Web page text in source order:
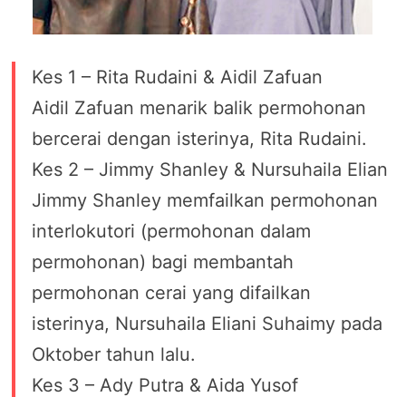
Kes 1 – Rita Rudaini & Aidil Zafuan
Aidil Zafuan menarik balik permohonan
bercerai dengan isterinya, Rita Rudaini.
Kes 2 – Jimmy Shanley & Nursuhaila Elian
Jimmy Shanley memfailkan permohonan
interlokutori (permohonan dalam
permohonan) bagi membantah
permohonan cerai yang difailkan
isterinya, Nursuhaila Eliani Suhaimy pada
Oktober tahun lalu.
Kes 3 – Ady Putra & Aida Yusof